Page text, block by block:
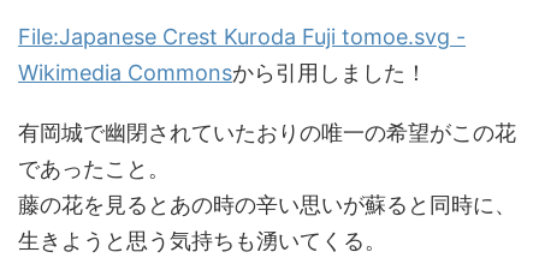
File:Japanese Crest Kuroda Fuji tomoe.svg -
Wikimedia Commonsから引用しました！
有岡城で幽閉されていたおりの唯一の希望がこの花
であったこと。
藤の花を見るとあの時の辛い思いが蘇ると同時に、
生きようと思う気持ちも湧いてくる。